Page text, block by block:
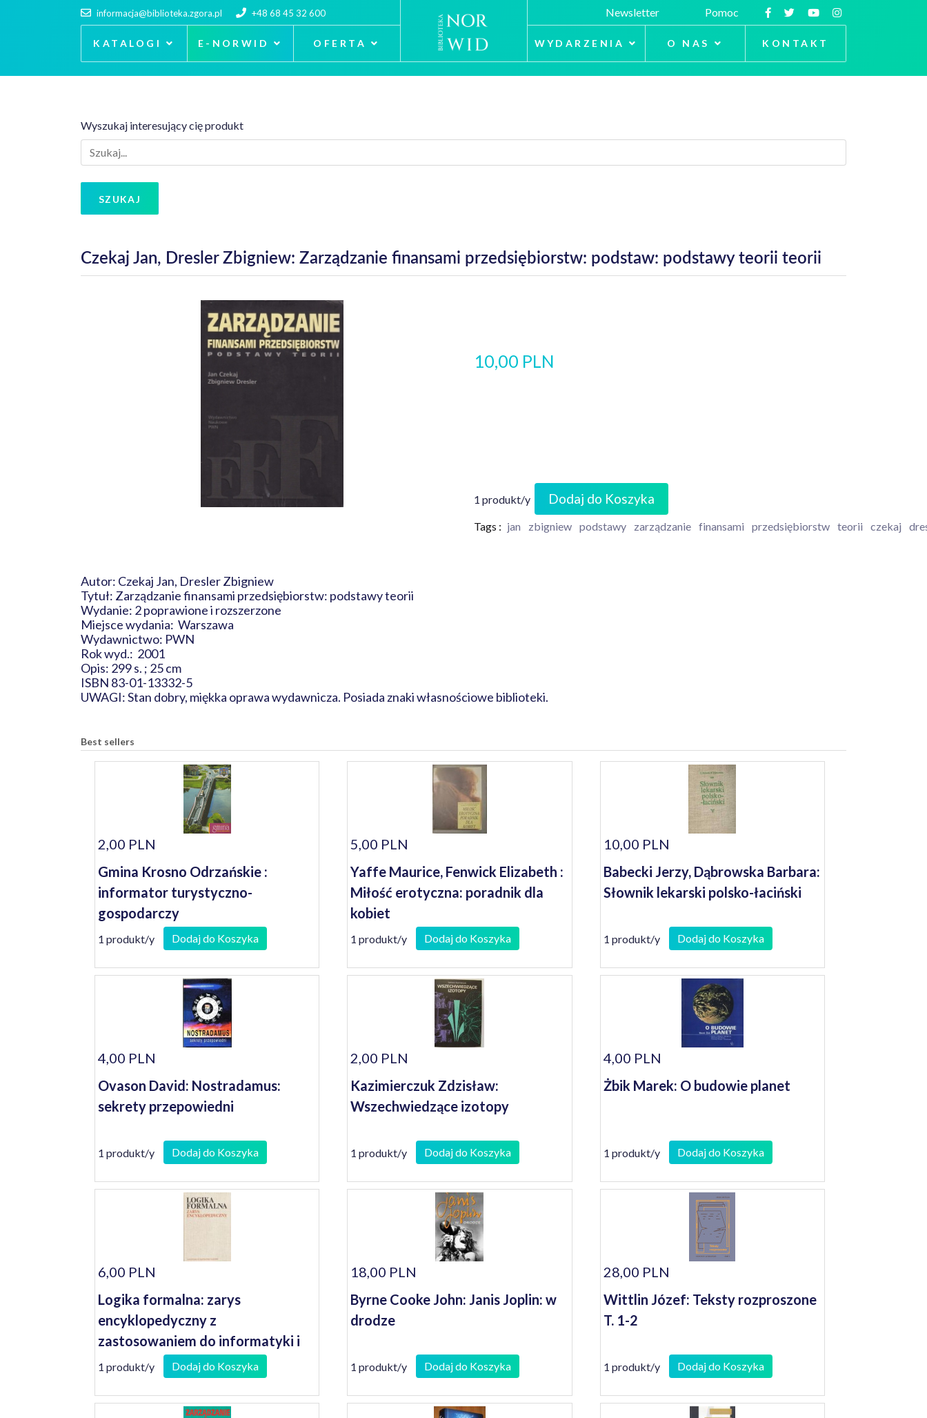
informacja@biblioteka.zgora.pl +48 68 45 32 600
KATALOGI E-NORWID OFERTA
Newsletter Pomoc
WYDARZENIA O NAS KONTAKT
Wyszukaj interesujący cię produkt
SZUKAJ
Czekaj Jan, Dresler Zbigniew: Zarządzanie finansami przedsiębiorstw: podstaw: podstawy teorii teorii
10,00 PLN
1 produkt/y Dodaj do Koszyka
Tags : jan zbigniew podstawy zarządzanie finansami przedsiębiorstw teorii czekaj
Autor: Czekaj Jan, Dresler Zbigniew
Tytuł: Zarządzanie finansami przedsiębiorstw: podstawy teorii
Wydanie: 2 poprawione i rozszerzone
Miejsce wydania: Warszawa
Wydawnictwo: PWN
Rok wyd.: 2001
Opis: 299 s. ; 25 cm
ISBN 83-01-13332-5
UWAGI: Stan dobry, miękka oprawa wydawnicza. Posiada znaki własnościowe biblioteki.
Best sellers
2,00 PLN
Gmina Krosno Odrzańskie :
informator turystyczno-
gospodarczy
1 produkt/y Dodaj do Koszyka
5,00 PLN
Yaffe Maurice, Fenwick Elizabeth :
Miłość erotyczna: poradnik dla
kobiet
1 produkt/y Dodaj do Koszyka
10,00 PLN
Babecki Jerzy, Dąbrowska Barbara:
Słownik lekarski polsko-łaciński
1 produkt/y Dodaj do Koszyka
4,00 PLN
Ovason David: Nostradamus:
sekrety przepowiedni
1 produkt/y Dodaj do Koszyka
2,00 PLN
Kazimierczuk Zdzisław:
Wszechwiedzące izotopy
1 produkt/y Dodaj do Koszyka
4,00 PLN
Żbik Marek: O budowie planet
1 produkt/y Dodaj do Koszyka
6,00 PLN
Logika formalna: zarys
encyklopedyczny z
zastosowaniem do informatyki i
lingwistyki
1 produkt/y Dodaj do Koszyka
18,00 PLN
Byrne Cooke John: Janis Joplin: w
drodze
1 produkt/y Dodaj do Koszyka
28,00 PLN
Wittlin Józef: Teksty rozproszone
T. 1-2
1 produkt/y Dodaj do Koszyka